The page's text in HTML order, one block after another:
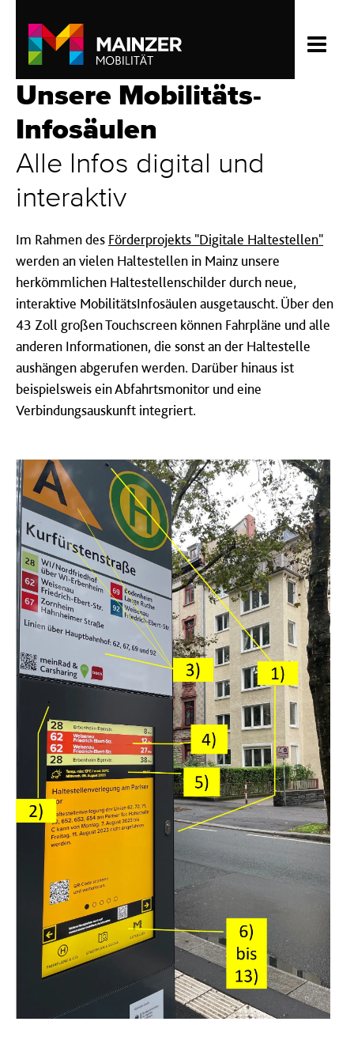
Unsere Mobilitäts­
Infosäulen
Alle Infos digital und
interaktiv
Im Rahmen des Förderprojekts "Digitale Haltestellen"
werden an vielen Haltestellen in Mainz unsere
herkömmlichen Haltestellenschilder durch neue,
interaktive MobilitätsInfosäulen ausgetauscht. Über den
43 Zoll großen Touchscreen können Fahrpläne und alle
anderen Informationen, die sonst an der Haltestelle
aushängen abgerufen werden. Darüber hinaus ist
beispielsweis ein Abfahrtsmonitor und eine
Verbindungsauskunft integriert.